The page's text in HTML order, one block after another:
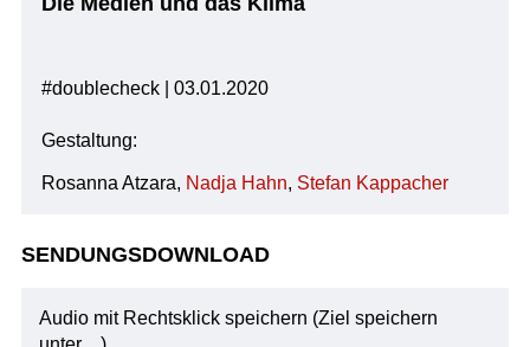
#doublecheck | 03.01.2020
Gestaltung:
Rosanna Atzara, Nadja Hahn, Stefan Kappacher
SENDUNGSDOWNLOAD
Audio mit Rechtsklick speichern (Ziel speichern